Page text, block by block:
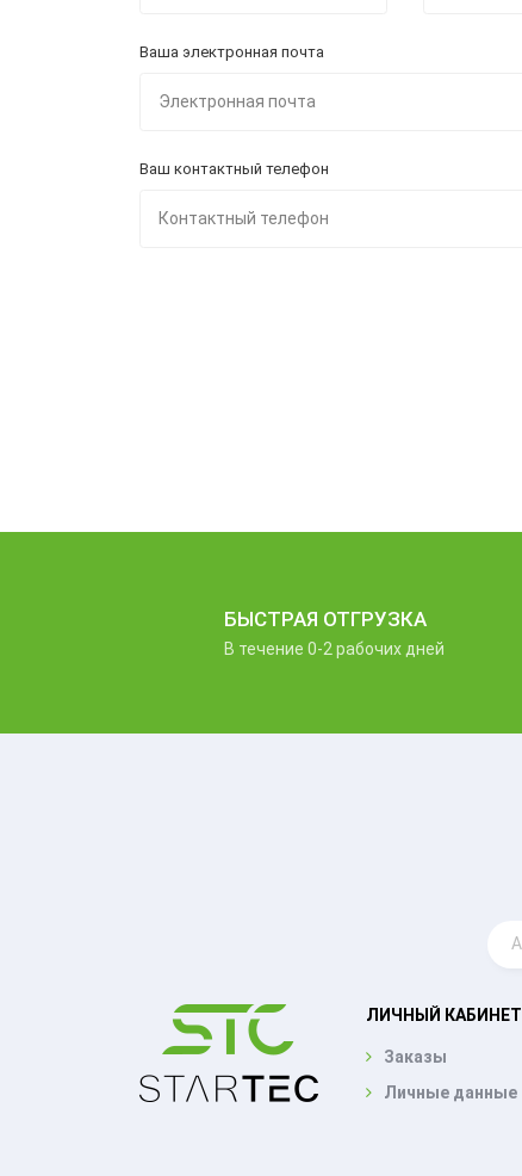
Ваша электронная почта
Ваш контактный телефон
БЫСТРАЯ ОТГРУЗКА
В течение 0-2 рабочих дней
ЛИЧНЫЙ КАБИНЕТ
Заказы
Личные данные